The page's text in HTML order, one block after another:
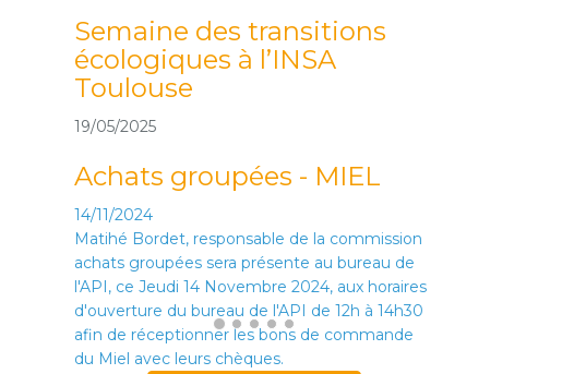
Semaine des transitions
écologiques à l’INSA
Toulouse
19/05/2025
Achats groupées - MIEL
14/11/2024
Matihé Bordet, responsable de la commission
achats groupées sera présente au bureau de
l'API, ce Jeudi 14 Novembre 2024, aux horaires
d'ouverture du bureau de l'API de 12h à 14h30
afin de réceptionner les bons de commande
du Miel avec leurs chèques.